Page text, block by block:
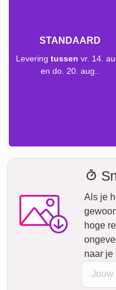
STANDAARD
Levering tussen vr. 14.
en do. 20. aug..
Als je
hoge
naar je